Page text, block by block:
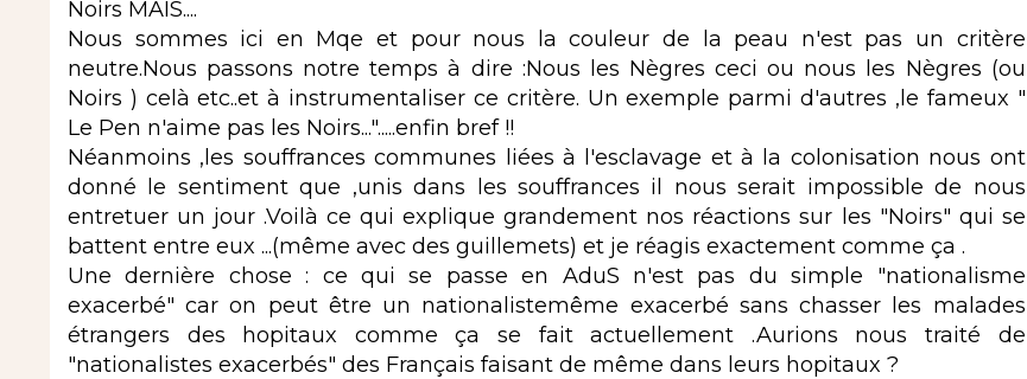
Noirs MAIS....
Nous sommes ici en Mqe et pour nous la couleur de la peau n'est pas un critère
neutre.Nous passons notre temps à dire :Nous les Nègres ceci ou nous les Nègres (ou
Noirs ) celà etc..et à instrumentaliser ce critère. Un exemple parmi d'autres ,le fameux "
Le Pen n'aime pas les Noirs...".....enfin bref !!
Néanmoins ,les souffrances communes liées à l'esclavage et à la colonisation nous ont
donné le sentiment que ,unis dans les souffrances il nous serait impossible de nous
entretuer un jour .Voilà ce qui explique grandement nos réactions sur les "Noirs" qui se
battent entre eux ...(même avec des guillemets) et je réagis exactement comme ça .
Une dernière chose : ce qui se passe en AduS n'est pas du simple "nationalisme
exacerbé" car on peut être un nationalistemême exacerbé sans chasser les malades
étrangers des hopitaux comme ça se fait actuellement .Aurions nous traité de
"nationalistes exacerbés" des Français faisant de même dans leurs hopitaux ?